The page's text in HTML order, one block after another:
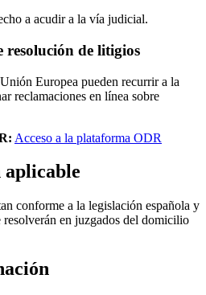
a acudir a la vía judicial.
resolución de litigios
Europea pueden recurrir a la
reclamaciones en línea sobre
Acceso a la plataforma ODR
conforme a la legislación española y
resolverán en juzgados del domicilio